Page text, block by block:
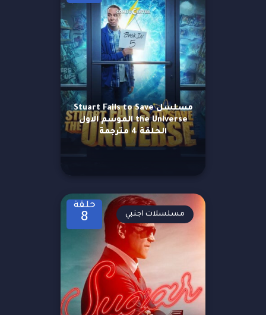
مسلسل Stuart Fails to Save
the Universe الموسم الاول
الحلقة 4 مترجمة
حلقة
8 مسلسلات اجنبي